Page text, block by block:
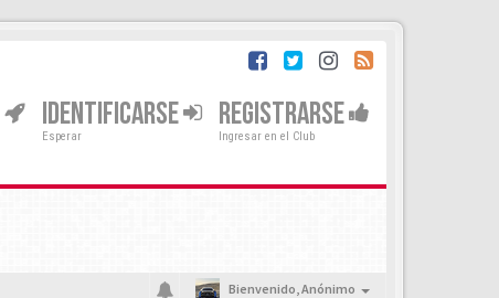
IDENTIFICARSE
Esperar
REGISTRARSE
Ingresar en el Club
Bienvenido,Anónimo